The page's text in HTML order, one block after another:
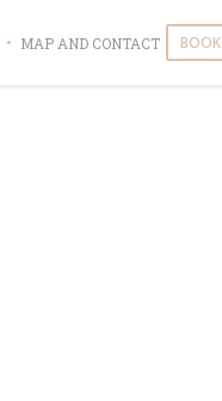
MAP AND CONTACT